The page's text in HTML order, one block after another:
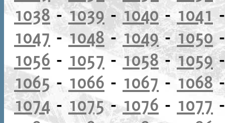
1038-1039-1040- 1041
1047 -1048- 1049-1050
1056 - 1057 -1058-1059
1065- 1066 - 1067 - 1068
1074- 1075-1076 - 1077